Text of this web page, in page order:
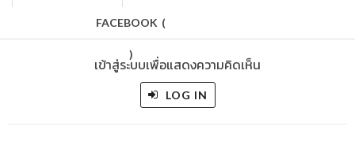
FACEBOOK (
)
เข้าสู่ระบบเพื่อแสดงความคิดเห็น
LOG IN